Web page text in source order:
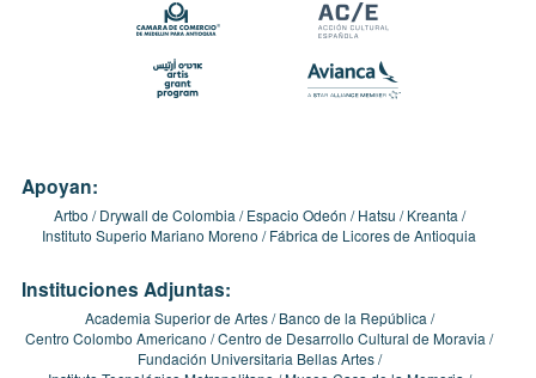
Apoyan:
Artbo Drywall de Colombia Espacio Odeón Hatsu
Kreanta
Instituto Superio Mariano Moreno
Fábrica de Licores de Antioquia
Instituciones Adjuntas:
Academia Superior de Artes
Banco de la República
Centro Colombo Americano Centro de Desarrollo Cultural de Moravia
Fundación Universitaria Bellas Artes